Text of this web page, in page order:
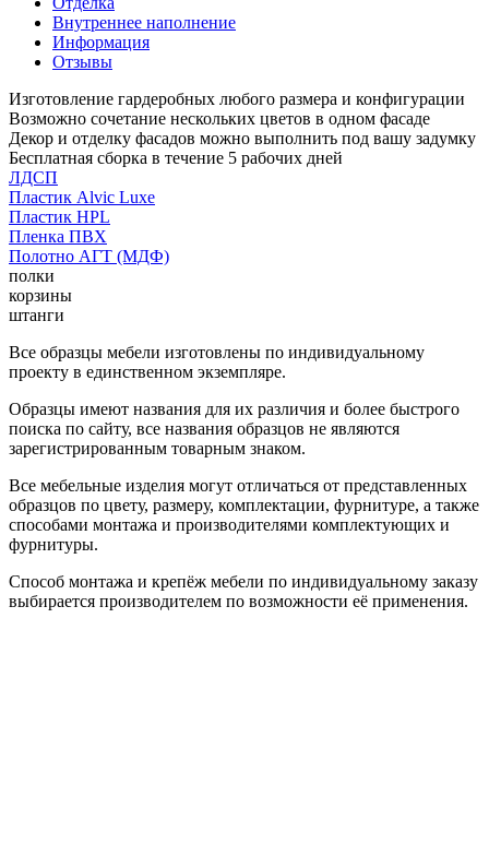
Внутреннее наполнение
Информация
Отзывы
Изготовление гардеробных любого размера и конфигурации
Возможно сочетание нескольких цветов в одном фасаде
Декор и отделку фасадов можно выполнить под вашу задумку
Бесплатная сборка в течение 5 рабочих дней
ЛДСП
Пластик Alvic Luxe
Пластик HPL
Пленка ПВХ
Полотно АГТ (МДФ)
полки
корзины
штанги
Все образцы мебели изготовлены по индивидуальному
проекту в единственном экземпляре.
Образцы имеют названия для их различия и более быстрого
поиска по сайту, все названия образцов не являются
зарегистрированным товарным знаком.
Все мебельные изделия могут отличаться от представленных
образцов по цвету, размеру, комплектации, фурнитуре, а также
способами монтажа и производителями комплектующих и
фурнитуры.
Способ монтажа и крепёж мебели по индивидуальному заказу
выбирается производителем по возможности её применения.